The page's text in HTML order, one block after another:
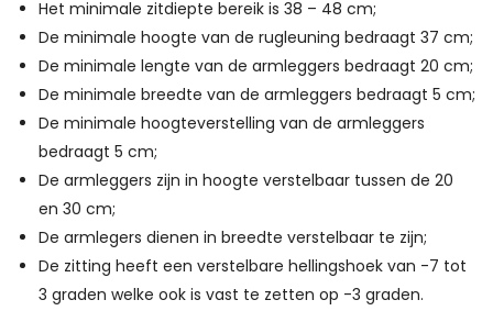
Het minimale zitdiepte bereik is 38 – 48 cm;
De minimale hoogte van de rugleuning bedraagt 37 cm;
De minimale lengte van de armleggers bedraagt 20 cm;
De minimale breedte van de armleggers bedraagt 5 cm;
De minimale hoogteverstelling van de armleggers
bedraagt 5 cm;
De armleggers zijn in hoogte verstelbaar tussen de 20
en 30 cm;
De armlegers dienen in breedte verstelbaar te zijn;
De zitting heeft een verstelbare hellingshoek van -7 tot
3 graden welke ook is vast te zetten op -3 graden.